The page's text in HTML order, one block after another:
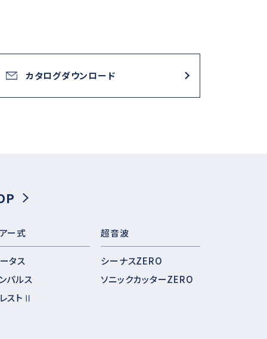
カタログダウンロード
ー式
タス
パルス
ストⅡ
超音波
シーナスZERO
ソニックカッターZERO